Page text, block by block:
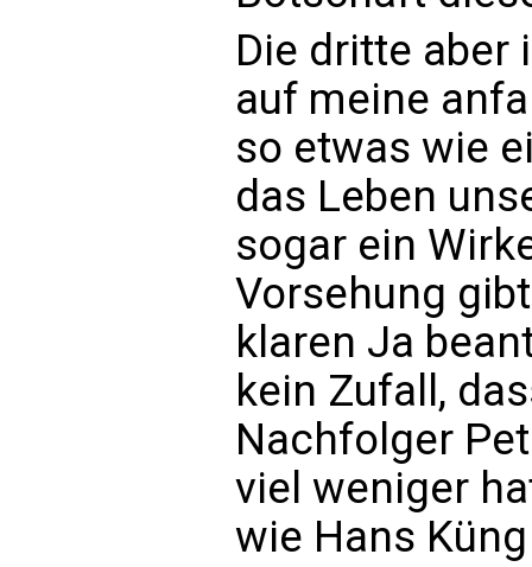
Die dritte
auf meine
so etwas wie
das Leben
sogar ein
Vorsehung
klaren Ja
kein Zufall,
Nachfolger
viel weniger
wie Hans